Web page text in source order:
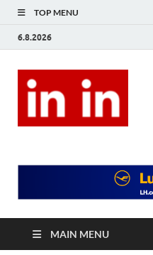
TOP MENU
6.8.2026
MAIN MENU